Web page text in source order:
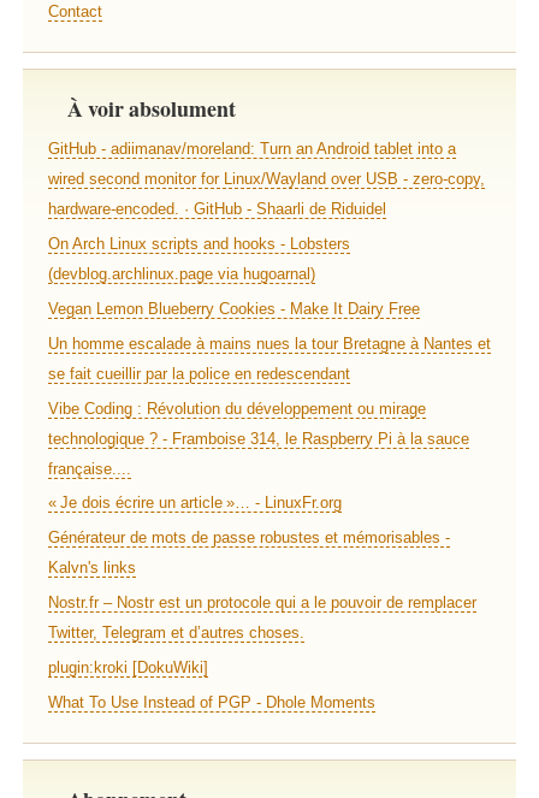
Contact
À voir absolument
GitHub - adiimanav/moreland: Turn an Android tablet into a
wired second monitor for Linux/Wayland over USB - zero-copy,
hardware-encoded. · GitHub - Shaarli de Riduidel
On Arch Linux scripts and hooks - Lobsters
(devblog.archlinux.page via hugoarnal)
Vegan Lemon Blueberry Cookies - Make It Dairy Free
Un homme escalade à mains nues la tour Bretagne à Nantes et
se fait cueillir par la police en redescendant
Vibe Coding : Révolution du développement ou mirage
technologique ? - Framboise 314, le Raspberry Pi à la sauce
française....
« Je dois écrire un article »… - LinuxFr.org
Générateur de mots de passe robustes et mémorisables -
Kalvn's links
Nostr.fr – Nostr est un protocole qui a le pouvoir de remplacer
Twitter, Telegram et d’autres choses.
plugin:kroki [DokuWiki]
What To Use Instead of PGP - Dhole Moments